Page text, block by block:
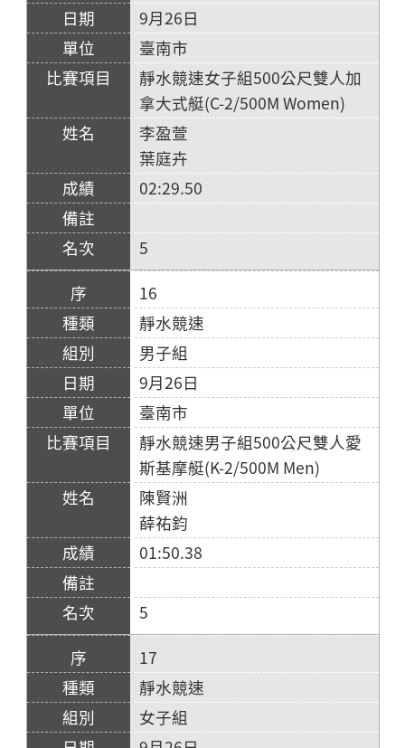
9月26日
臺南市
靜水競速女子組500公尺雙人加
拿大式艇(C-2/500M Women)
李盈萱
葉庭卉
02:29.50
5
16
靜水競速
男子組
9月26日
臺南市
靜水競速男子組500公尺雙人愛
斯基摩艇(K-2/500M Men)
陳賢洲
薛祐鈞
01:50.38
5
17
靜水競速
女子組